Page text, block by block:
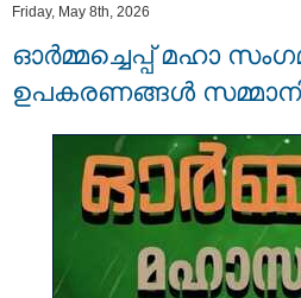
Friday, May 8th, 2026
ഓർമ്മച്ചെപ്പ് മഹാ
ഉപകരണങ്ങൾ